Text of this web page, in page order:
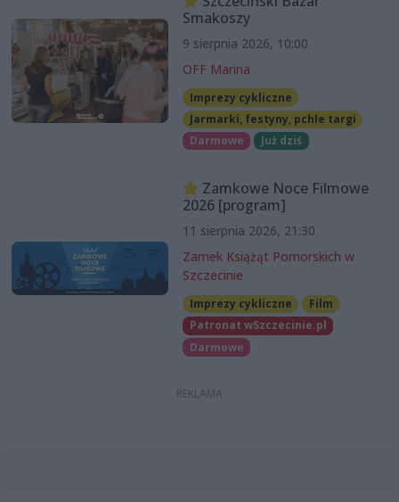
Smakoszy
9 sierpnia 2026, 10:00
OFF Marina
Imprezy cykliczne
Jarmarki, festyny, pchle targi
Darmowe
Już dziś
Zamkowe Noce Filmowe
2026 [program]
11 sierpnia 2026, 21:30
Zamek Książąt Pomorskich w
Szczecinie
Imprezy cykliczne
Film
Patronat wSzczecinie.pl
Darmowe